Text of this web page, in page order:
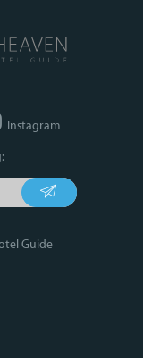
Instagram
Guide